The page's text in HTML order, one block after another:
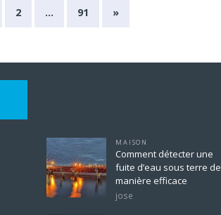
2 … 91 »
MAISON
Comment détecter une
fuite d’eau sous terre de
manière efficace
jose